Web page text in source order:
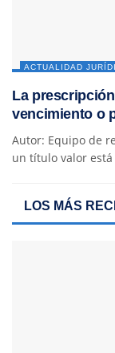
ACTUALIDAD
La
vencimiento o
Autor: Equipo de
un título valor
LOS MÁS